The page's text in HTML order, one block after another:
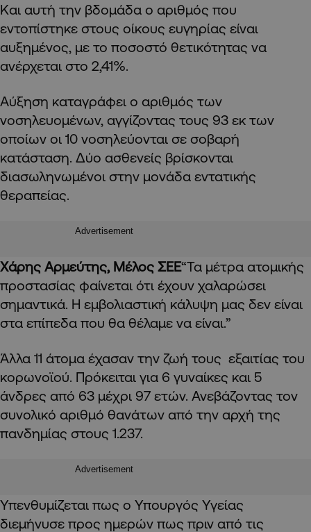
Και αυτή την βδομάδα ο αριθμός που
εντοπίστηκε στους οίκους ευγηρίας είναι
αυξημένος, με το ποσοστό θετικότητας να
ανέρχεται στο 2,41%.
Αύξηση καταγράφει ο αριθμός των
νοσηλευομένων, αγγίζοντας τους 93 εκ των
οποίων οι 10 νοσηλεύονται σε σοβαρή
κατάσταση. Δύο ασθενείς βρίσκονται
διασωληνωμένοι στην μονάδα εντατικής
θεραπείας.
Advertisement
Χάρης Αρμεύτης, Μέλος ΣΕΕ“Τα μέτρα ατομικής
προστασίας φαίνεται ότι έχουν χαλαρώσει
σημαντικά. Η εμβολιαστική κάλυψη μας δεν είναι
στα επίπεδα που θα θέλαμε να είναι.”
Άλλα 11 άτομα έχασαν την ζωή τους εξαιτίας του
κορωνοϊού. Πρόκειται για 6 γυναίκες και 5
άνδρες από 63 μέχρι 97 ετών. Ανεβάζοντας τον
συνολικό αριθμό θανάτων από την αρχή της
πανδημίας στους 1.237.
Advertisement
Υπενθυμίζεται πως ο Υπουργός Υγείας
διεμήνυσε προς ημερών πως πριν από τις